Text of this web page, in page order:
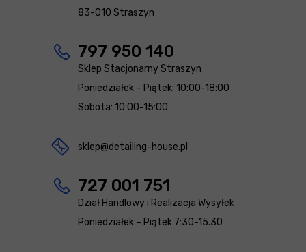
83-010 Straszyn
797 950 140
Sklep Stacjonarny Straszyn
Poniedziałek – Piątek: 10:00-18:00
Sobota: 10:00-15:00
sklep@detailing-house.pl
727 001 751
Dział Handlowy i Realizacja Wysyłek
Poniedziałek – Piątek 7:30-15.30